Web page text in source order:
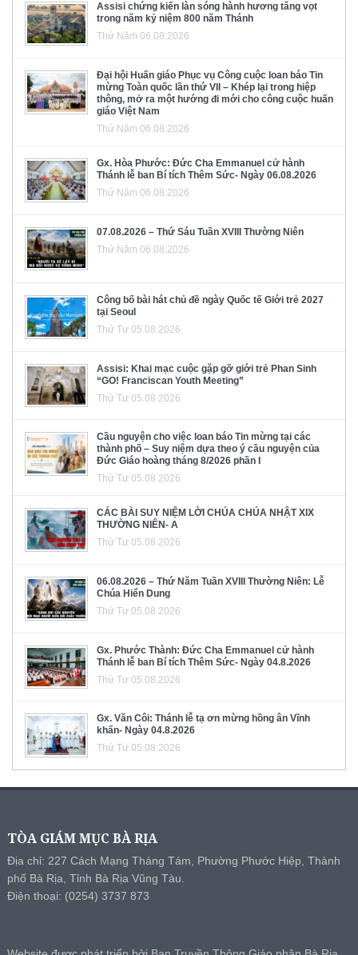
Assisi chứng kiến làn sóng hành hương tăng vọt
trong năm kỷ niệm 800 năm Thánh
Thứ Năm 06.08.2026
Đại hội Huấn giáo Phục vụ Công cuộc loan báo Tin
mừng Toàn quốc lần thứ VII – Khép lại trong hiệp
thông, mở ra một hướng đi mới cho công cuộc huấn
giáo Việt Nam
Thứ Năm 06.08.2026
Gx. Hòa Phước: Đức Cha Emmanuel cử hành
Thánh lễ ban Bí tích Thêm Sức- Ngày 06.08.2026
Thứ Năm 06.08.2026
07.08.2026 – Thứ Sáu Tuần XVIII Thường Niên
Thứ Năm 06.08.2026
Công bố bài hát chủ đề ngày Quốc tế Giới trẻ 2027
tại Seoul
Thứ Tư 05.08.2026
Assisi: Khai mạc cuộc gặp gỡ giới trẻ Phan Sinh
“GO! Franciscan Youth Meeting”
Thứ Tư 05.08.2026
Cầu nguyện cho việc loan báo Tin mừng tại các
thành phố – Suy niệm dựa theo ý cầu nguyện của
Đức Giáo hoàng tháng 8/2026 phần I
Thứ Tư 05.08.2026
CÁC BÀI SUY NIỆM LỜI CHÚA CHÚA NHẬT XIX
THƯỜNG NIÊN- A
Thứ Tư 05.08.2026
06.08.2026 – Thứ Năm Tuần XVIII Thường Niên: Lễ
Chúa Hiển Dung
Thứ Tư 05.08.2026
Gx. Phước Thành: Đức Cha Emmanuel cử hành
Thánh lễ ban Bí tích Thêm Sức- Ngày 04.8.2026
Thứ Tư 05.08.2026
Gx. Văn Côi: Thánh lễ tạ ơn mừng hồng ân Vĩnh
khấn- Ngày 04.8.2026
Thứ Tư 05.08.2026
TÒA GIÁM MỤC BÀ RỊA
Địa chỉ: 227 Cách Mạng Tháng Tám, Phường Phước Hiệp, Thành
phố Bà Rịa, Tỉnh Bà Rịa Vũng Tàu.
Điện thoại: (0254) 3737 873